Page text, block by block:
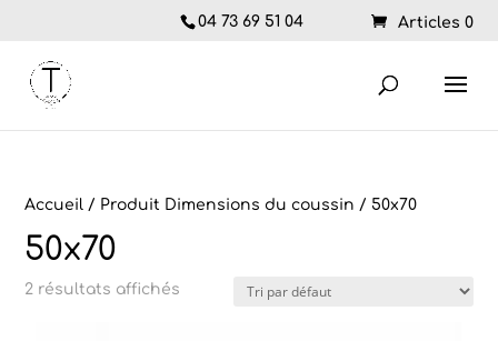
04 73 69 51 04 Articles 0
Accueil / Produit Dimensions du coussin / 50x70
50x70
2 résultats affichés